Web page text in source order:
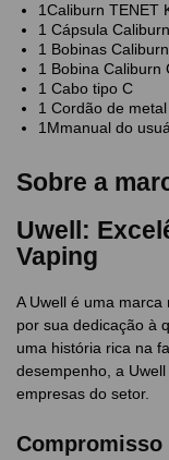
1Caliburn TENET
1 Cápsula
1 Bobinas
1 Bobina Caliburn
1 Cabo tipo C
1 Cordão de metal
1Mmanual do
Sobre a
Uwell:
Vaping
A Uwell é uma
por sua dedicação à
uma história rica na
desempenho, a
empresas do setor.
Compromisso